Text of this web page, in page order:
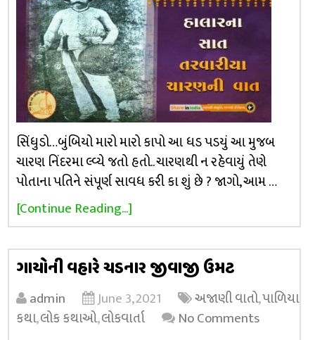
સિંધુડો…બુંબિયો મારો મારો કાપો આ ધડ પડયું આ મુજબ
ચારણ નિંદરમા લ્વ્યે જતો હતો.. ચારણથી ન રહેવાયું તેણે
પોતાના પતિને સંપૂર્ણ સાવધ કરી કા શું છે ? જાગો, આમ …
[Continue Reading...]
ગાયોની વહારે ચડનાર જીવાજી ઉમટ
admin June 3, 2021 અજાણી વાતો,પાળિયા
કથા,લોક કથાઓ,લોકવાર્તા No Comments